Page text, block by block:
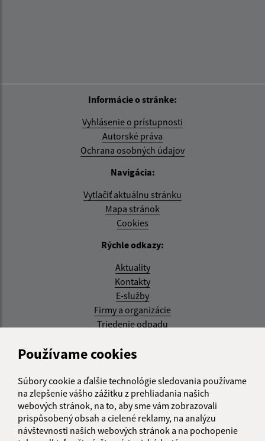
Používame cookies
Súbory cookie a ďalšie technológie sledovania používame
na zlepšenie vášho zážitku z prehliadania našich
webových stránok, na to, aby sme vám zobrazovali
prispôsobený obsah a cielené reklamy, na analýzu
návštevnosti našich webových stránok a na pochopenie
Informácie o stránke:
Vyhlásenie o prístupnosti
Autorské práva
Ochrana osobných údajov
Navigácia:
Vytlačiť aktuálnu stránku
Mapa stránok
Cookies
Rýchle odkazy:
Aktuality
Kontakty
E-služby
Firmy a organizácie
Triedenie odpadu
Aktualizované:
RSS
Správca obsahu:
Správca obsahu je Obec Kysak.